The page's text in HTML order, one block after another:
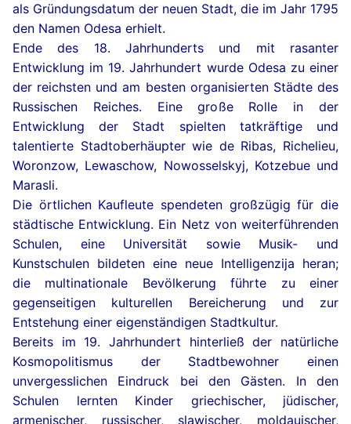
als Gründungsdatum der neuen Stadt, die im Jahr 1795
den Namen Odesa erhielt.
Ende des 18. Jahrhunderts und mit rasanter
Entwicklung im 19. Jahrhundert wurde Odesa zu einer
der reichsten und am besten organisierten Städte des
Russischen Reiches. Eine große Rolle in der
Entwicklung der Stadt spielten tatkräftige und
talentierte Stadtoberhäupter wie de Ribas, Richelieu,
Woronzow, Lewaschow, Nowosselskyj, Kotzebue und
Marasli.
Die örtlichen Kaufleute spendeten großzügig für die
städtische Entwicklung. Ein Netz von weiterführenden
Schulen, eine Universität sowie Musik- und
Kunstschulen bildeten eine neue Intelligenzija heran;
die multinationale Bevölkerung führte zu einer
gegenseitigen kulturellen Bereicherung und zur
Entstehung einer eigenständigen Stadtkultur.
Bereits im 19. Jahrhundert hinterließ der natürliche
Kosmopolitismus der Stadtbewohner einen
unvergesslichen Eindruck bei den Gästen. In den
Schulen lernten Kinder griechischer, jüdischer,
armenischer, russischer, slawischer, moldauischer,